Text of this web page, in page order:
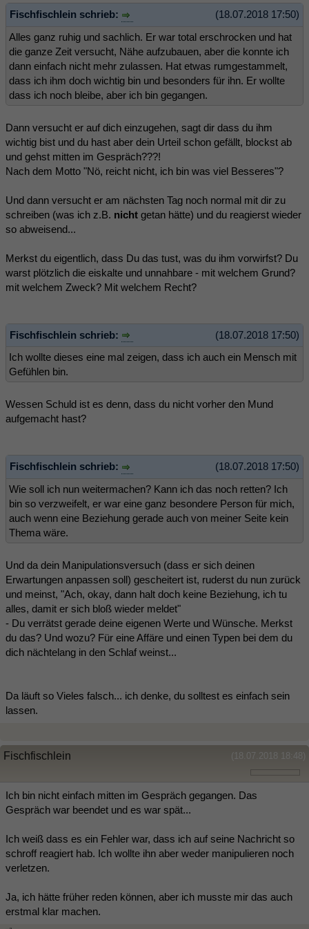
(18.07.2018 17:50)
Fischfischlein schrieb:
Alles ganz ruhig und sachlich. Er war total erschrocken und hat
die ganze Zeit versucht, Nähe aufzubauen, aber die konnte ich
dann einfach nicht mehr zulassen. Hat etwas rumgestammelt,
dass ich ihm doch wichtig bin und besonders für ihn. Er wollte
dass ich noch bleibe, aber ich bin gegangen.
Dann versucht er auf dich einzugehen, sagt dir dass du ihm
wichtig bist und du hast aber dein Urteil schon gefällt, blockst ab
und gehst mitten im Gespräch???!
Nach dem Motto "Nö, reicht nicht, ich bin was viel Besseres"?
Und dann versucht er am nächsten Tag noch normal mit dir zu
schreiben (was ich z.B. nicht getan hätte) und du reagierst wieder
so abweisend...
Merkst du eigentlich, dass Du das tust, was du ihm vorwirfst? Du
warst plötzlich die eiskalte und unnahbare - mit welchem Grund?
mit welchem Zweck? Mit welchem Recht?
(18.07.2018 17:50)
Fischfischlein schrieb:
Ich wollte dieses eine mal zeigen, dass ich auch ein Mensch mit
Gefühlen bin.
Wessen Schuld ist es denn, dass du nicht vorher den Mund
aufgemacht hast?
(18.07.2018 17:50)
Fischfischlein schrieb:
Wie soll ich nun weitermachen? Kann ich das noch retten? Ich
bin so verzweifelt, er war eine ganz besondere Person für mich,
auch wenn eine Beziehung gerade auch von meiner Seite kein
Thema wäre.
Und da dein Manipulationsversuch (dass er sich deinen
Erwartungen anpassen soll) gescheitert ist, ruderst du nun zurück
und meinst, "Ach, okay, dann halt doch keine Beziehung, ich tu
alles, damit er sich bloß wieder meldet"
- Du verrätst gerade deine eigenen Werte und Wünsche. Merkst
du das? Und wozu? Für eine Affäre und einen Typen bei dem du
dich nächtelang in den Schlaf weinst...
Da läuft so Vieles falsch... ich denke, du solltest es einfach sein
lassen.
(18.07.2018 18:48)
Fischfischlein
Ich bin nicht einfach mitten im Gespräch gegangen. Das
Gespräch war beendet und es war spät...
Ich weiß dass es ein Fehler war, dass ich auf seine Nachricht so
schroff reagiert hab. Ich wollte ihn aber weder manipulieren noch
verletzen.
Ja, ich hätte früher reden können, aber ich musste mir das auch
erstmal klar machen.